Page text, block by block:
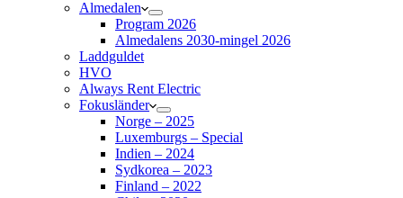
Almedalen
Program 2026
Almedalens 2030-mingel 2026
Laddguldet
HVO
Always Rent Electric
Fokusländer
Norge – 2025
Luxemburgs – Special
Indien – 2024
Sydkorea – 2023
Finland – 2022